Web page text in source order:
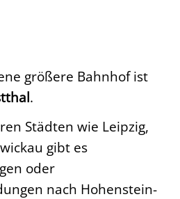
größere Bahnhof ist
.
Städten wie Leipzig,
gibt es
oder
nach Hohenstein-